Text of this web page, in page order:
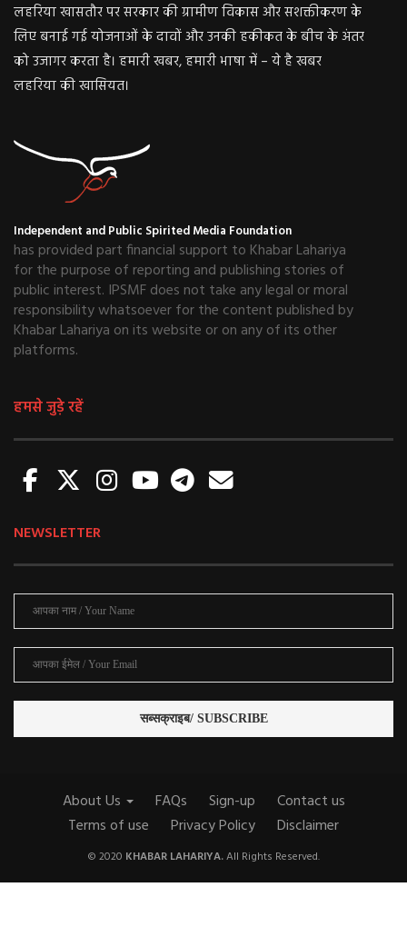
लहरिया खासतौर पर सरकार की ग्रामीण विकास और सशक्तीकरण के
लिए बनाई गई योजनाओं के दावों और उनकी हकीकत के बीच के अंतर
को उजागर करता है। हमारी खबर, हमारी भाषा में – ये है खबर
लहरिया की खासियत।
Independent and Public Spirited Media Foundation
has provided part financial support to Khabar Lahariya
for the purpose of reporting and publishing stories of
public interest. IPSMF does not take any legal or moral
responsibility whatsoever for the content published by
Khabar Lahariya on its website or on any of its other
platforms.
हमसे जुड़े रहें
NEWSLETTER
About Us FAQs Sign-up
Contact us
Terms of use
Privacy Policy Disclaimer
© 2020 KHABAR LAHARIYA.All Rights Reserved.